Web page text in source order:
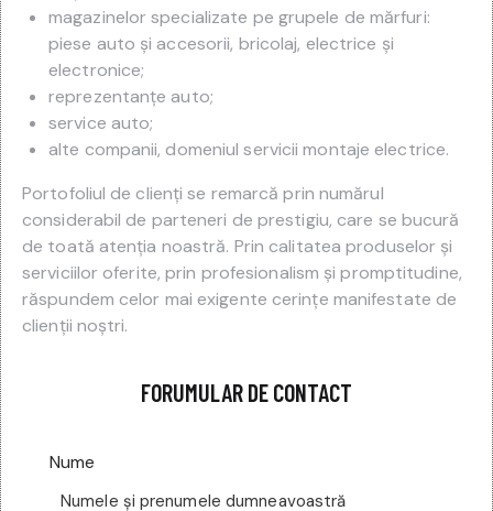
magazinelor specializate pe grupele de mărfuri:
piese auto și accesorii, bricolaj, electrice și
electronice;
reprezentanțe auto;
service auto;
alte companii, domeniul servicii montaje electrice.
Portofoliul de clienți se remarcă prin numărul
considerabil de parteneri de prestigiu, care se bucură
de toată atenția noastră. Prin calitatea produselor și
serviciilor oferite, prin profesionalism și promptitudine,
răspundem celor mai exigente cerințe manifestate de
clienții noștri.
FORUMULAR DE CONTACT
Nume